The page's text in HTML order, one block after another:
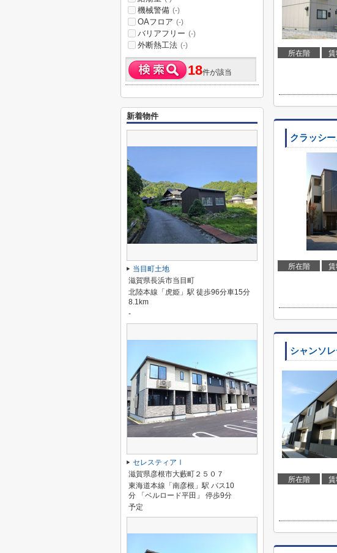
所在階
クラッシ
所在階
シャンソ
所在階
機械警備 (-)
OAフロア (-)
バリアフリー (-)
外断熱工法 (-)
18件が該当
新着物件
当目町土地
滋賀県長浜市当目町
北陸本線「虎姫」駅 徒歩96分車15分
8.1km
-
セレスティアⅠ
滋賀県彦根市大藪町２５０７
東海道本線「南彦根」駅 バス10
分 「ベルロード平田」 停歩9分
予定